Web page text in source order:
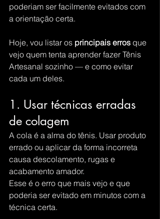
poderiam ser facilmente evitados com
a orientação certa.
Hoje, vou listar os principais erros que
vejo quem tenta aprender fazer Tênis
Artesanal sozinho — e como evitar
cada um deles.
1. Usar técnicas erradas
de colagem
A cola é a alma do tênis. Usar produto
errado ou aplicar da forma incorreta
causa descolamento, rugas e
acabamento amador.
Esse é o erro que mais vejo e que
poderia ser evitado em minutos com a
técnica certa.